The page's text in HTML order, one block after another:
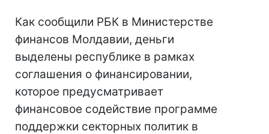
Как сообщили РБК в Министерстве
финансов Молдавии, деньги
выделены республике в рамках
соглашения о финансировании,
которое предусматривает
финансовое содействие программе
поддержки секторных политик в